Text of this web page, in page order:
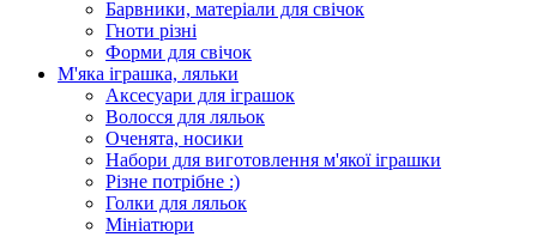
Барвники, матеріали для свічок
Гноти різні
Форми для свічок
М'яка іграшка, ляльки
Аксесуари для іграшок
Волосся для ляльок
Оченята, носики
Набори для виготовлення м'якої іграшки
Різне потрібне :)
Голки для ляльок
Мініатюри